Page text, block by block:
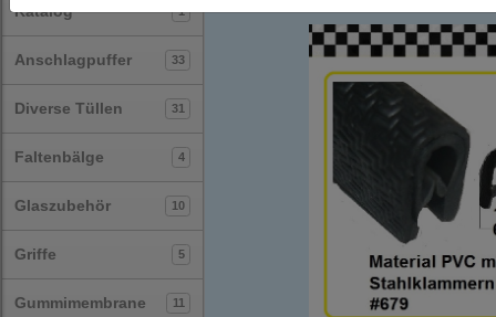
Katalog 1
Anschlagpuffer 33
Diverse Tüllen 31
Faltenbälge 4
Glaszubehör 10
Griffe 5
Gummimembrane 11